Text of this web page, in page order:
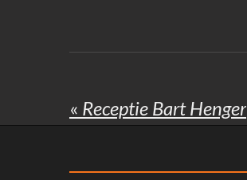
« Receptie Bart Henger